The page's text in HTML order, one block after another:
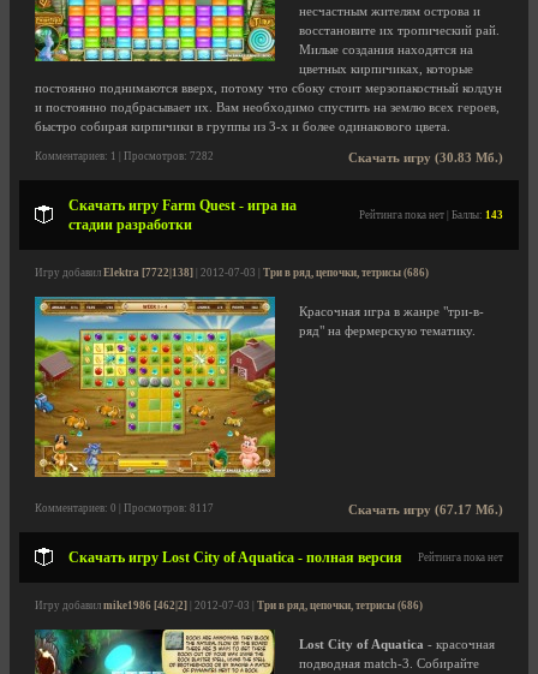
несчастным жителям острова и
восстановите их тропический рай.
Милые создания находятся на
цветных кирпичиках, которые
постоянно поднимаются вверх, потому что сбоку стоит мерзопакостный колдун
и постоянно подбрасывает их. Вам необходимо спустить на землю всех героев,
быстро собирая кирпичики в группы из 3-х и более одинакового цвета.
Скачать игру (30.83 Мб.)
Комментариев: 1 | Просмотров: 7282
Скачать игру Farm Quest - игра на
стадии разработки
Рейтинга пока нет | Баллы: 143
Игру добавил Elektra [7722|138] | 2012-07-03 | Три в ряд, цепочки, тетрисы (686)
Красочная игра в жанре "три-в-
ряд" на фермерскую тематику.
Скачать игру (67.17 Мб.)
Комментариев: 0 | Просмотров: 8117
Скачать игру Lost City of Aquatica - полная версия Рейтинга пока нет
Игру добавил mike1986 [462|2] | 2012-07-03 | Три в ряд, цепочки, тетрисы (686)
Lost City of Aquatica - красочная
подводная match-3. Собирайте